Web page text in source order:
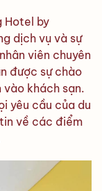
Hotel by
dịch vụ và sự
viên chuyên
được sự chào
khách sạn.
yêu cầu của du
về các điểm